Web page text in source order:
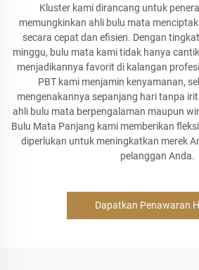
Kluster kami dirancang untuk
memungkinkan ahli bulu mata
secara cepat dan efisien. Dengan
minggu, bulu mata kami tidak hanya
menjadikannya favorit di kalangan
PBT kami menjamin kenyamanan,
mengenakannya sepanjang hari tanpa
ahli bulu mata berpengalaman maupun
Bulu Mata Panjang kami memberikan
diperlukan untuk meningkatkan merek
pelanggan Anda.
Dapatkan Penawaran